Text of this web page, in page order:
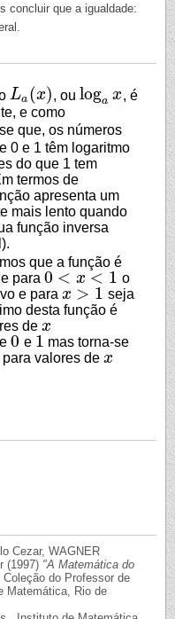
concluir que a igualdade:
La (x)
La( x) , ou loga x
loga x
, é
e como
que, os números
0 e 1 têm logaritmo
do que 1 tem
termos de
apresenta um
mais lento quando
função inversa
que a função é
para 0 < x < 1
0 <x< 1
o
e para x > 1
x> 1
seja
desta função é
de x
x
0
0 e 1
1 mas torna-se
valores de x
x
Cezar, WAGNER
(1997) "A Matemática do
Coleção do Professor de
Matemática, Rio de